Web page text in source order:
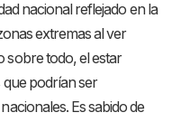
nacional reflejado en la
extremas al ver
sobre todo, el estar
podrían ser
Es sabido de